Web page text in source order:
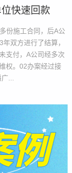
快速回款
份施工合同，后A公
双方进行了结算，
支付，A公司经多次
权。02办案经过接
...